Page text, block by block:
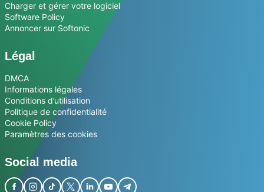
Charger et gérer votre logiciel
Software Policy
Annoncer sur Softonic
Légal
DMCA
Informations légales
Conditions d’utilisation
Politique de confidentialité
Cookie Policy
Paramètres des cookies
Social media